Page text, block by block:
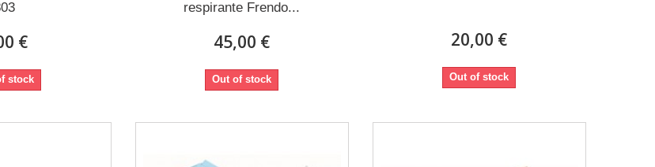
€
stock
respirante Frendo...
45,00 €
Out of stock
20,00 €
Out of stock